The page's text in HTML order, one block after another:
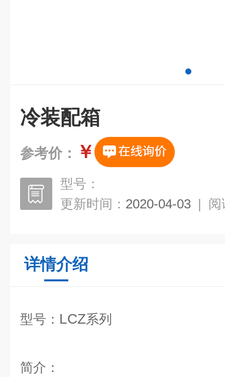
冷装配箱
参考价： ￥
型号：
更新时间： 2020-04-03 | 阅
详情介绍
型号： LCZ系列
简介：